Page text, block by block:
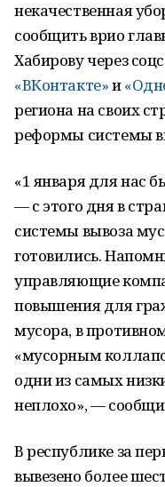
некачественная
сообщить врио
Хабирову через
«ВКонтакте»и
региона на своих
реформы системы
«1 января для нас
— с этого дня в
системы вывоза
готовились.
управляющие
повышения для
мусора, в
«мусорным
одни из самых
неплохо», —
В республике за
вывезено более